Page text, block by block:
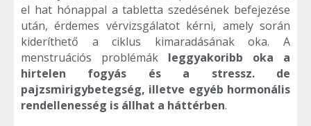
el hat hónappal a tabletta szedésének befejezése
után, érdemes vérvizsgálatot kérni, amely során
kideríthető a ciklus kimaradásának oka. A
menstruációs problémák leggyakoribb oka a
hirtelen fogyás és a stressz. de
pajzsmirigybetegség, illetve egyéb hormonális
rendellenesség is állhat a háttérben.